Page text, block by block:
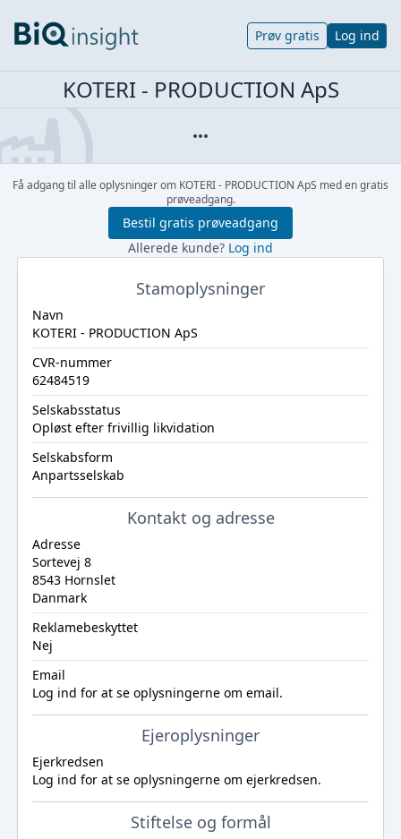
Prøv gratis Log ind
KOTERI - PRODUCTION ApS
Få adgang til alle oplysninger om KOTERI - PRODUCTION ApS med en gratis
prøveadgang.
Bestil gratis prøveadgang
Allerede kunde? Log ind
Stamoplysninger
Navn
KOTERI - PRODUCTION ApS
CVR-nummer
62484519
Selskabsstatus
Opløst efter frivillig likvidation
Selskabsform
Anpartsselskab
Kontakt og adresse
Adresse
Sortevej 8
8543 Hornslet
Danmark
Reklamebeskyttet
Nej
Email
Log ind for at se oplysningerne om email.
Ejeroplysninger
Ejerkredsen
Log ind for at se oplysningerne om ejerkredsen.
Stiftelse og formål